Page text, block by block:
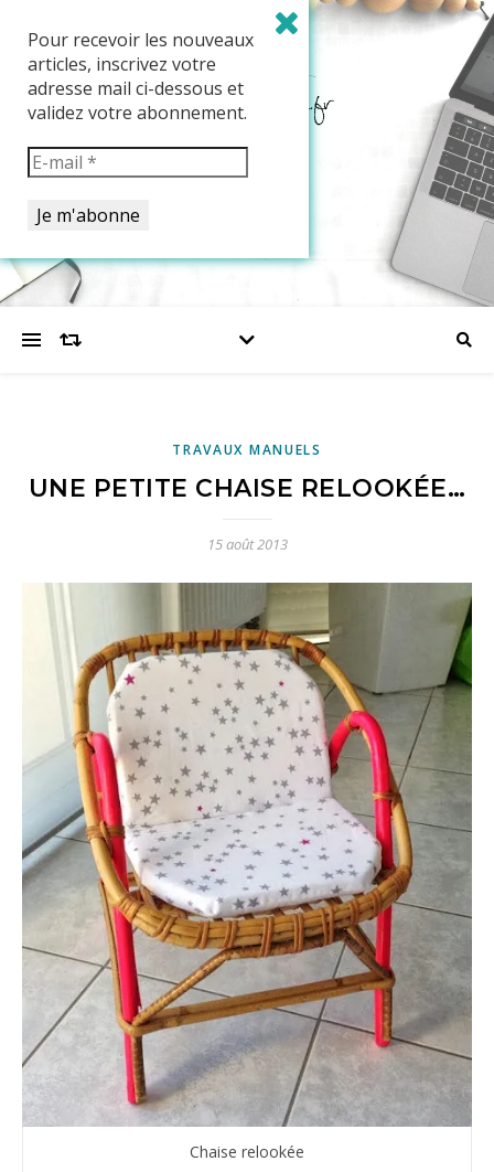
TRAVAUX MANUELS
UNE PETITE CHAISE RELOOKÉE…
15 août 2013
Chaise relookée
Pour recevoir les nouveaux
articles, inscrivez votre
adresse mail ci-dessous et
validez votre abonnement.